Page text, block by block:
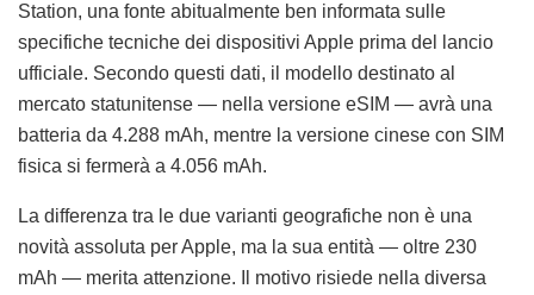
Station, una fonte abitualmente ben informata sulle
specifiche tecniche dei dispositivi Apple prima del lancio
ufficiale. Secondo questi dati, il modello destinato al
mercato statunitense — nella versione eSIM — avrà una
batteria da 4.288 mAh, mentre la versione cinese con SIM
fisica si fermerà a 4.056 mAh.
La differenza tra le due varianti geografiche non è una
novità assoluta per Apple, ma la sua entità — oltre 230
mAh — merita attenzione. Il motivo risiede nella diversa